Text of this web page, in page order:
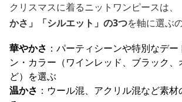
クリスマスに着るニットワンピースは、
かさ」「シルエット」の3つを軸に選ぶ
華やかさ ：パーティシーンや特別なデ
ン・カラー（ワインレッド、ブラック
ど）を選ぶ
温かさ ：ウール混、アクリル混など素